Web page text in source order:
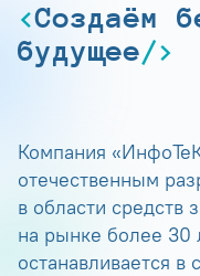
Создаём
будущее
Компания
отечественным
в области
на рынке более 30
останавливается в